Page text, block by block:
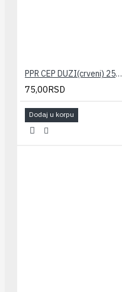
PPR CEP DUZI(crveni) 25x3/4" PESTAN
75,00RSD
Dodaj u korpu